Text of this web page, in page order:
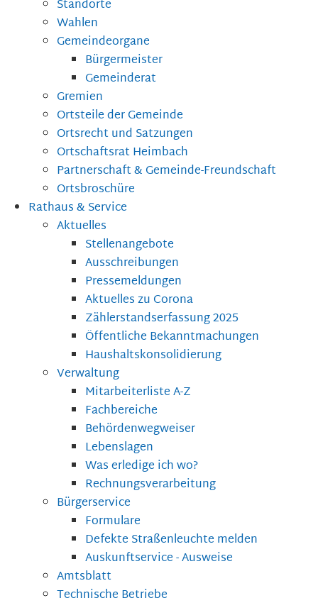
Standorte
Wahlen
Gemeindeorgane
Bürgermeister
Gemeinderat
Gremien
Ortsteile der Gemeinde
Ortsrecht und Satzungen
Ortschaftsrat Heimbach
Partnerschaft & Gemeinde-Freundschaft
Ortsbroschüre
Rathaus & Service
Aktuelles
Stellenangebote
Ausschreibungen
Pressemeldungen
Aktuelles zu Corona
Zählerstandserfassung 2025
Öffentliche Bekanntmachungen
Haushaltskonsolidierung
Verwaltung
Mitarbeiterliste A-Z
Fachbereiche
Behördenwegweiser
Lebenslagen
Was erledige ich wo?
Rechnungsverarbeitung
Bürgerservice
Formulare
Defekte Straßenleuchte melden
Auskunftservice - Ausweise
Amtsblatt